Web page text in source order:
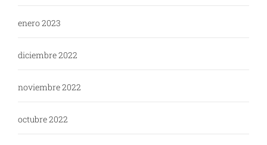
enero 2023
diciembre 2022
noviembre 2022
octubre 2022